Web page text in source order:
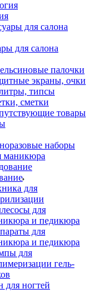
для салона
палочки
экраны, очки
типсы
сметки
товары
наборы
маникюра
для
для
и педикюра
для
и педикюра
для
гель-